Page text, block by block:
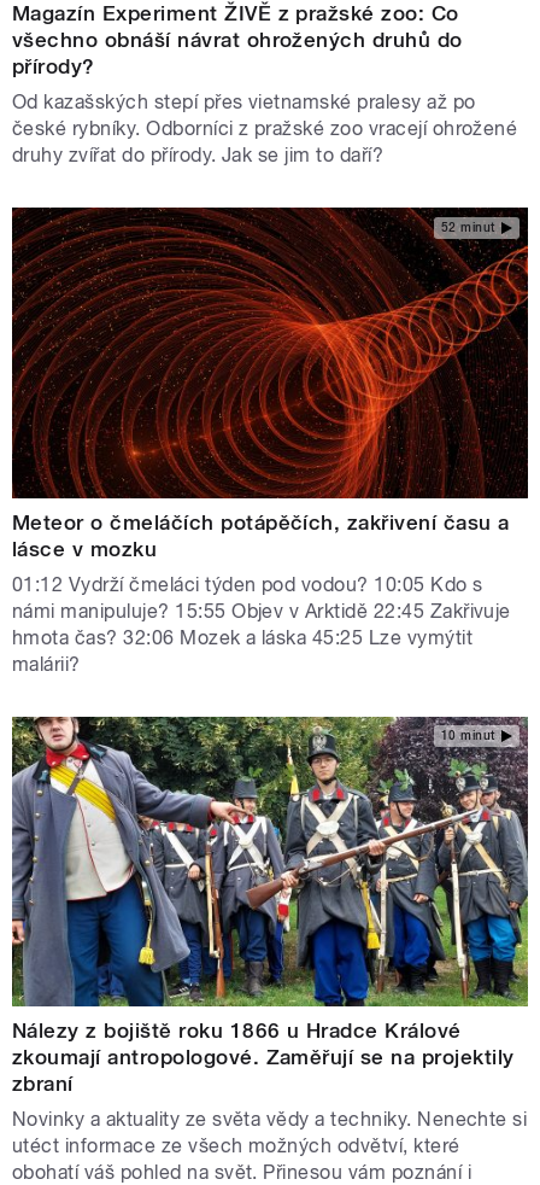
Magazín Experiment ŽIVĚ z pražské zoo: Co
všechno obnáší návrat ohrožených druhů do
přírody?
Od kazašských stepí přes vietnamské pralesy až po
české rybníky. Odborníci z pražské zoo vracejí ohrožené
druhy zvířat do přírody. Jak se jim to daří?
52 minut
Meteor o čmeláčích potápěčích, zakřivení času a
lásce v mozku
01:12 Vydrží čmeláci týden pod vodou? 10:05 Kdo s
námi manipuluje? 15:55 Objev v Arktidě 22:45 Zakřivuje
hmota čas? 32:06 Mozek a láska 45:25 Lze vymýtit
malárii?
10 minut
Nálezy z bojiště roku 1866 u Hradce Králové
zkoumají antropologové. Zaměřují se na projektily
zbraní
Novinky a aktuality ze světa vědy a techniky. Nenechte si
utéct informace ze všech možných odvětví, které
obohatí váš pohled na svět. Přinesou vám poznání i